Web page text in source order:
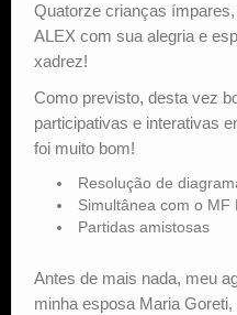
Quatorze crianças
ALEX com sua alegria e
xadrez!
Como previsto, desta vez
participativas e interativas
foi muito bom!
Resolução de
Simultânea com o MF
Partidas amistosas
Antes de mais nada, meu
minha esposa Maria